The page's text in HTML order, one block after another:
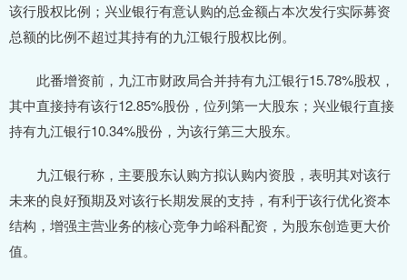
该行股权比例；兴业银行有意认购的总金额占本次发行实际募资
总额的比例不超过其持有的九江银行股权比例。
此番增资前，九江市财政局合并持有九江银行15.78%股权，
其中直接持有该行12.85%股份，位列第一大股东；兴业银行直接
持有九江银行10.34%股份，为该行第三大股东。
九江银行称，主要股东认购方拟认购内资股，表明其对该行
未来的良好预期及对该行长期发展的支持，有利于该行优化资本
结构，增强主营业务的核心竞争力峪科配资，为股东创造更大价
值。